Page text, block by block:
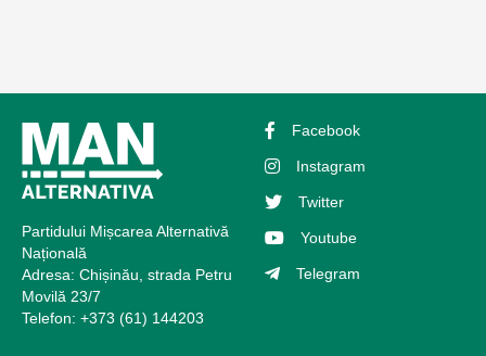
Partidului Mișcarea Alternativă
Națională
Adresa: Chișinău, strada Petru
Movilă 23/7
Telefon: +373 (61) 144203
Facebook
Instagram
Twitter
Youtube
Telegram